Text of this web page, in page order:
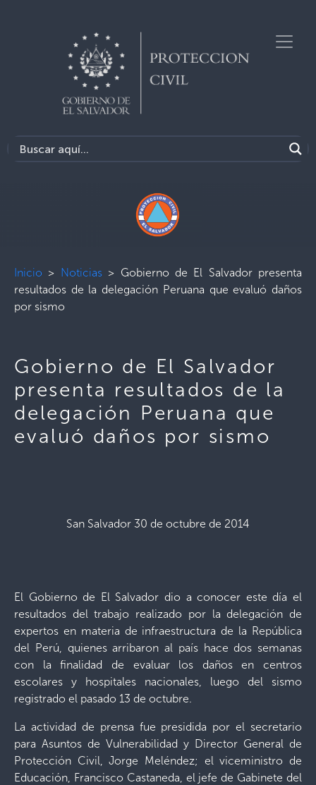
Inicio > Noticias> Gobierno de El Salvador presenta
resultados de la delegación Peruana que evaluó daños
por sismo
Gobierno de El Salvador
presenta resultados de la
delegación Peruana que
evaluó daños por sismo
San Salvador 30 de octubre de 2014
El Gobierno de El Salvador dio a conocer este día el
resultados del trabajo realizado por la delegación de
expertos en materia de infraestructura de la República
del Perú, quienes arribaron al país hace dos semanas
con la finalidad de evaluar los daños en centros
escolares y hospitales nacionales, luego del sismo
registrado el pasado 13 de octubre.
La actividad de prensa fue presidida por el secretario
para Asuntos de Vulnerabilidad y Director General de
Protección Civil, Jorge Meléndez; el viceministro de
Educación, Francisco Castaneda, el jefe de Gabinete del